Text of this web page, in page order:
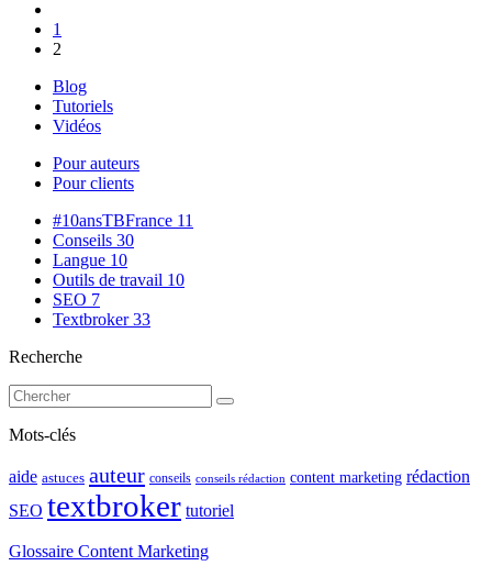
1
2
Blog
Tutoriels
Vidéos
Pour auteurs
Pour clients
#10ansTBFrance 11
Conseils 30
Langue 10
Outils de travail 10
SEO 7
Textbroker33
Recherche
Mots-clés
aide astuces auteur conseils conseils rédaction content marketing rédaction
SEO textbroker tutoriel
Glossaire Content Marketing